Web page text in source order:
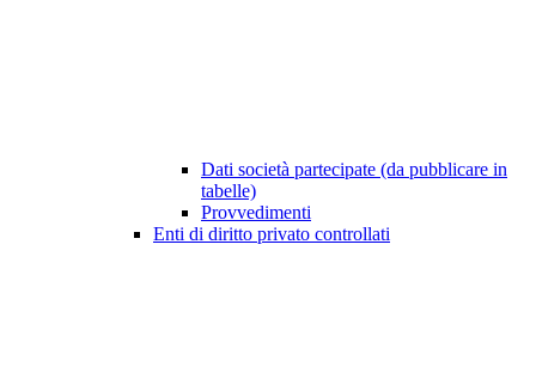
Dati società partecipate (da pubblicare in
tabelle)
Provvedimenti
Enti di diritto privato controllati